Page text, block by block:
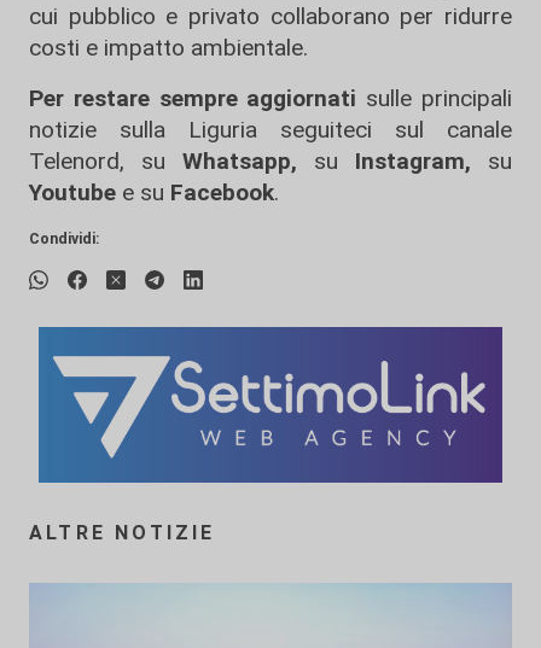
cui pubblico e privato collaborano per ridurre
costi e impatto ambientale.
Per restare sempre aggiornati sulle principali
notizie sulla Liguria seguiteci sul canale
Telenord, su
Whatsapp, su Instagram, su
Youtube e su Facebook.
Condividi:
ALTRE NOTIZIE